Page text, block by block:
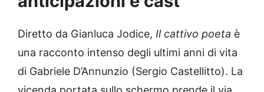
Diretto da Gianluca Jodice, Il cattivo poeta è
una racconto intenso degli ultimi anni di vita
di Gabriele D’Annunzio (Sergio Castellitto). La